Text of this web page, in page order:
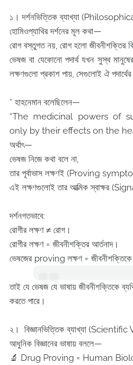
১️। দর্শনভিত্তিক ব্যাখ্যা
হোমিওপ্যাথির দর্শনের মূল কথা—
রোগ বস্তুগত নয়, রোগ হলো জীবনীশক্তির
ভেষজ বা যেকোনো পদার্থ যখন সুস্থ
লক্ষণগুলো প্রকাশ পায়, সেগুলোই ঐ পদার্থের
* হাহনেমান বলেছিলেন—
“The medicinal powers of
only by their effects on the
অর্থাৎ—
ভেষজ নিজে কথা বলে না,
তার পূর্বাভাস লক্ষণই (Proving
এই লক্ষণগুলোই তার আত্মিক স্বাক্ষর
দর্শনগতভাবে:
রোগীর লক্ষণ ≠ রোগ।
রোগীর লক্ষণ = জীবনীশক্তির আর্তনাদ।
ভেষজের proving লক্ষণ = জীবনীশক্তিকে
তাই যে ভেষজ যে ভাষায় জীবনীশক্তিকে
করতে পারে।
২️। বিজ্ঞানভিত্তিক ব্যাখ্যা
আধুনিক বিজ্ঞানের ভাষায় বললে—
🔬 Drug Proving = Human